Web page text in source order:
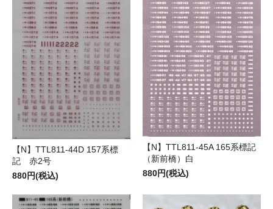
【N】TTL811-44D 157系標
記 赤2号
880円(税込)
【N】TTL811-45A 165系標記
（新前橋）白
880円(税込)